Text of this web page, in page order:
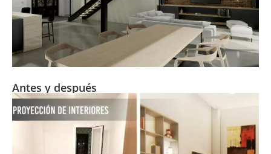
Antes y después